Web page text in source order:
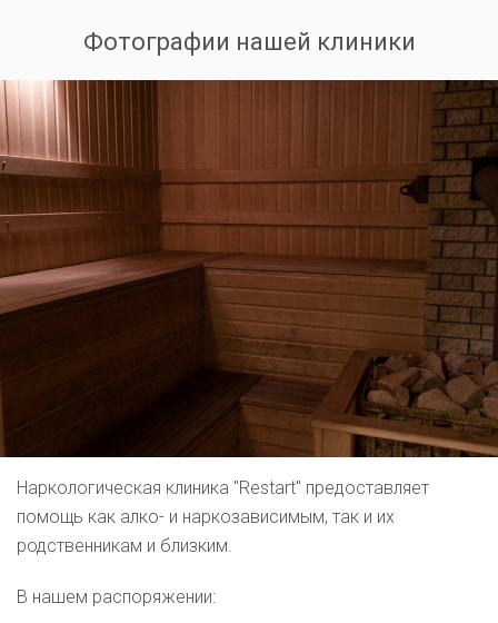
Фотографии нашей клиники
Наркологическая клиника "Restart" предоставляет
помощь как алко- и наркозависимым, так и их
родственникам и близким.
В нашем распоряжении: